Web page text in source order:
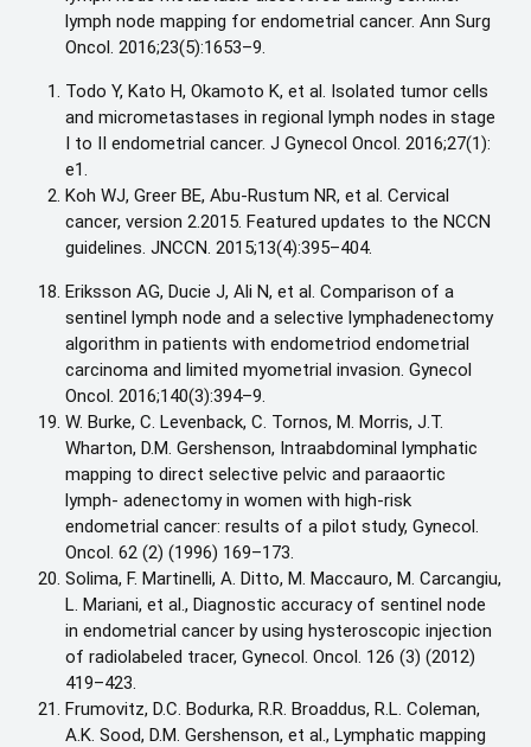
lymph node mapping for endometrial cancer. Ann Surg
Oncol. 2016;23(5):1653–9.
Todo Y, Kato H, Okamoto K, et al. Isolated tumor cells
and micrometastases in regional lymph nodes in stage
I to II endometrial cancer. J Gynecol Oncol. 2016;27(1):
e1.
Koh WJ, Greer BE, Abu-Rustum NR, et al. Cervical
cancer, version 2.2015. Featured updates to the NCCN
guidelines. JNCCN. 2015;13(4):395–404.
Eriksson AG, Ducie J, Ali N, et al. Comparison of a
sentinel lymph node and a selective lymphadenectomy
algorithm in patients with endometriod endometrial
carcinoma and limited myometrial invasion. Gynecol
Oncol. 2016;140(3):394–9.
W. Burke, C. Levenback, C. Tornos, M. Morris, J.T.
Wharton, D.M. Gershenson, Intraabdominal lymphatic
mapping to direct selective pelvic and paraaortic
lymph- adenectomy in women with high-risk
endometrial cancer: results of a pilot study, Gynecol.
Oncol. 62 (2) (1996) 169–173.
Solima, F. Martinelli, A. Ditto, M. Maccauro, M. Carcangiu,
L. Mariani, et al., Diagnostic accuracy of sentinel node
in endometrial cancer by using hysteroscopic injection
of radiolabeled tracer, Gynecol. Oncol. 126 (3) (2012)
419–423.
Frumovitz, D.C. Bodurka, R.R. Broaddus, R.L. Coleman,
A.K. Sood, D.M. Gershenson, et al., Lymphatic mapping